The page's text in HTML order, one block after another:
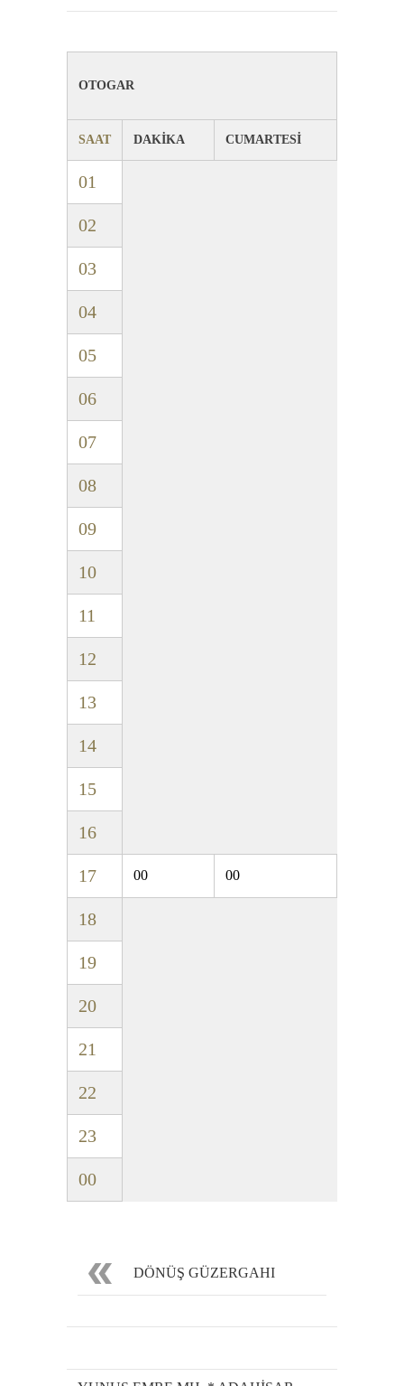
OTOGAR
SAAT DAKİKA CUMARTESİ
01
02
03
04
05
06
07
08
09
10
11
12
13
14
15
16
17 00 00
18
19
20
21
22
23
00
DÖNÜŞ GÜZERGAHI